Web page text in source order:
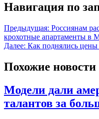
Навигация по
Предыдущая: Россиянам
крохотные апартаменты в
Далее: Как поднялись цены
Похожие новости
Модели дали
талантов за